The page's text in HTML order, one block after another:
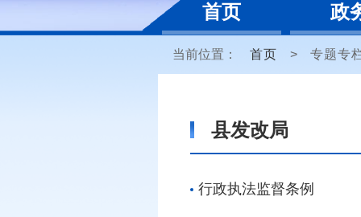
首页 政
当前位置： 首页 > 专题专
县发改局
行政执法监督条例